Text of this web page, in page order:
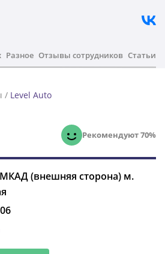
Разное Отзывы сотрудников Статьи
/ Level Auto
Рекомендуют 70%
(внешняя сторона) м.